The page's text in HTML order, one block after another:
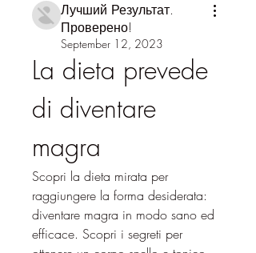
Лучший Результат.
Проверено!
September 12, 2023
La dieta prevede
di diventare
magra
Scopri la dieta mirata per
raggiungere la forma desiderata:
diventare magra in modo sano ed
efficace. Scopri i segreti per